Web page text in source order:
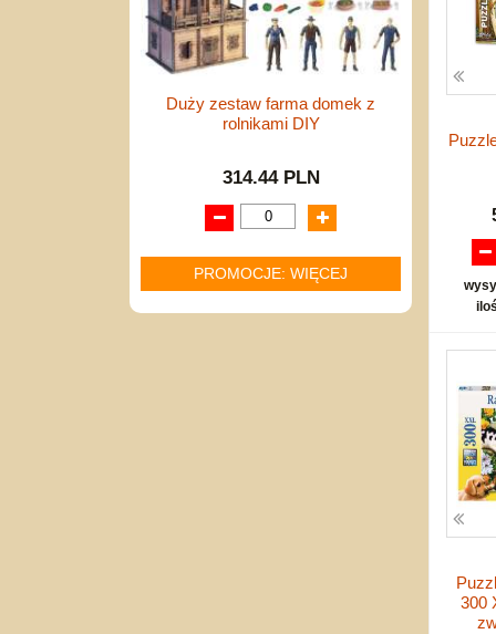
Duży zestaw farma domek z
rolnikami DIY
314.44 PLN
PROMOCJE: WIĘCEJ
300